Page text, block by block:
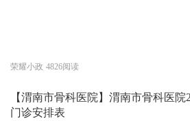
荣耀小政 4826阅读
【渭南市骨科医院】渭南市骨科医院
门诊安排表